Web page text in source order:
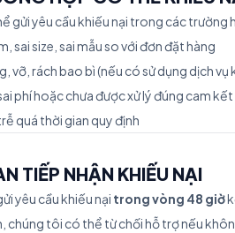
gửi yêu cầu khiếu nại trong các trường
sai size, sai mẫu so với đơn đặt hàng
vỡ, rách bao bì (nếu có sử dụng dịch
phí hoặc chưa được xử lý đúng cam kết
quá thời gian quy định
TIẾP NHẬN KHIẾU NẠI
yêu cầu khiếu nại trong vòng 48 giờ
chúng tôi có thể từ chối hỗ trợ nếu